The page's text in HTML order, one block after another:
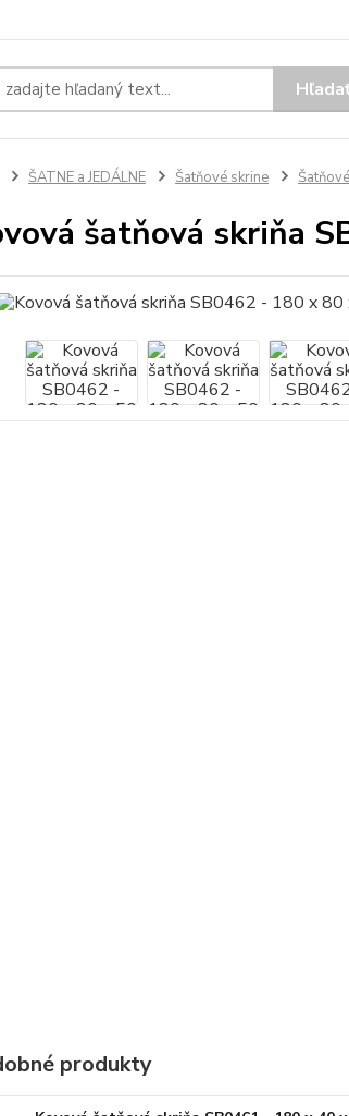
ŠATNE a JEDÁLNE Šatňové skrine
šatňová skriňa
produkty